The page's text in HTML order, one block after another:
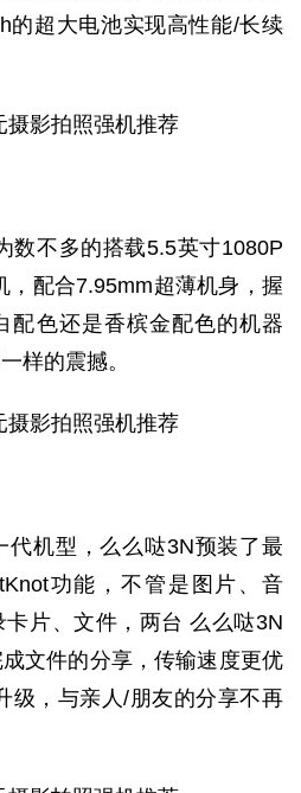
的超大电池实现高性能/长续
数不多的搭载5.5英寸1080P
，配合7.95mm超薄机身，握
配色还是香槟金配色的机器
样的震撼。
代机型，么么哒3N预装了最
功能，不管是图片、音
片、文件，两台 么么哒3N
文件的分享，传输速度更优
级，与亲人/朋友的分享不再